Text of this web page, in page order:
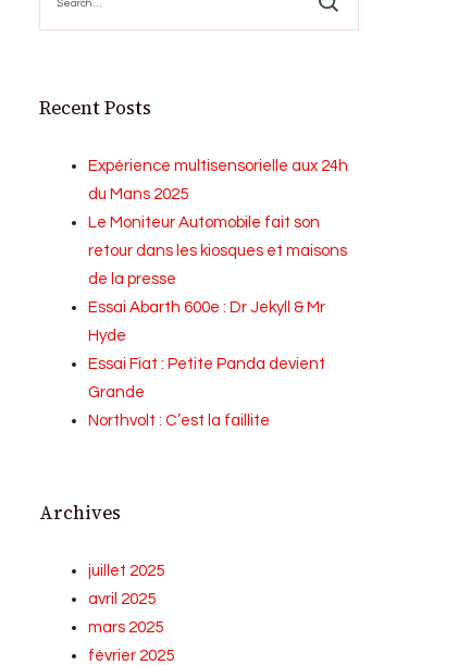
Recent Posts
Expérience multisensorielle aux 24h
du Mans 2025
Le Moniteur Automobile fait son
retour dans les kiosques et maisons
de la presse
Essai Abarth 600e : Dr Jekyll & Mr
Hyde
Essai Fiat : Petite Panda devient
Grande
Northvolt : C’est la faillite
Archives
juillet 2025
avril 2025
mars 2025
février 2025